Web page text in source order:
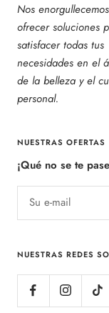
Nos
ofrecer soluciones
satisfacer todas tus
necesidades en el
de la belleza y el
personal.
NUESTRAS OFERTAS
¡Qué no se te
Su e-mail
NUESTRAS REDES